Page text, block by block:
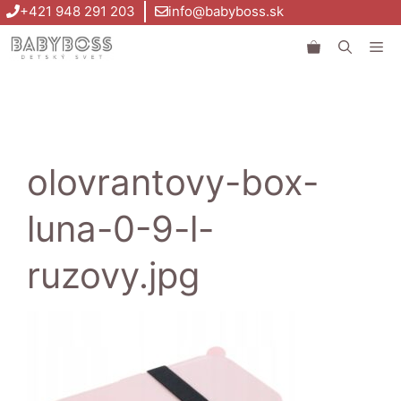
Preskočiť
na
obsah
+421 948 291 203 info@babyboss.sk
olovrantovy-box-
luna-0-9-l-
ruzovy.jpg